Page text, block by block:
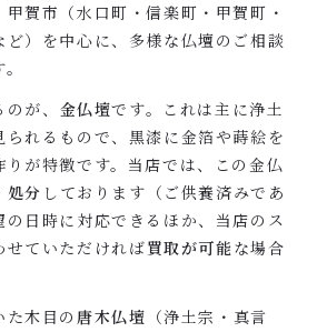
甲賀市（水口町・信楽町・甲賀町・
）を中心に、多様な仏壇のご相談
が、 金仏壇です。これは主に浄土
れるもので、黒漆に金箔や蒔絵を
が特徴です。当店では、この金仏
処分 しております（ご供養済みであ
の日時に対応できるほか、当店のス
せていただければ買取が可能な場合
木目の 唐木仏壇 （浄土宗・真言